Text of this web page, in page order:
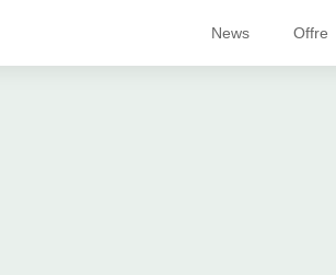
News Offre